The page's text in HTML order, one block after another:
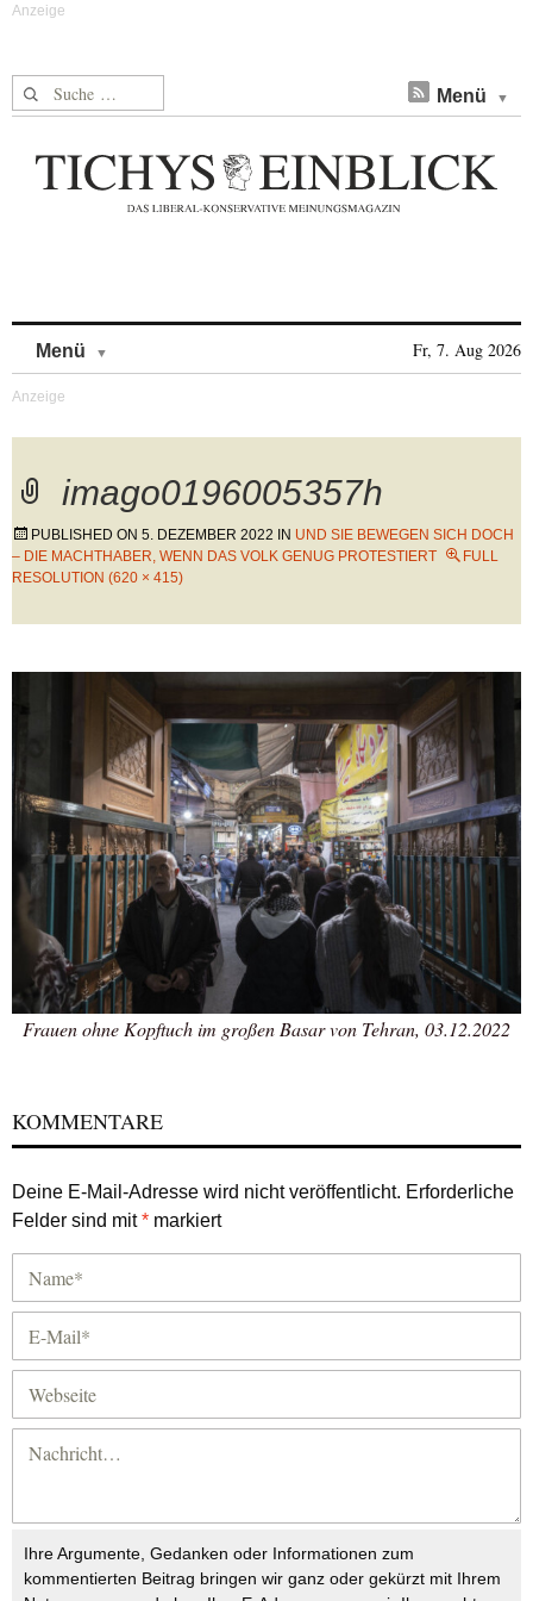
Suche nach: Menü
Menü Fr, 7. Aug 2026
imago0196005357h
PUBLISHED ON 5. DEZEMBER 2022 IN UND SIE BEWEGEN SICH DOCH
– DIE MACHTHABER, WENN DAS VOLK GENUG PROTESTIERT
FULL
RESOLUTION (620 × 415)
Frauen ohne Kopftuch im großen Basar von Tehran, 03.12.2022
KOMMENTARE
Deine E-Mail-Adresse wird nicht veröffentlicht. Erforderliche
Felder sind mit* markiert
Ihre Argumente, Gedanken oder Informationen zum
kommentierten Beitrag bringen wir ganz oder gekürzt mit Ihrem